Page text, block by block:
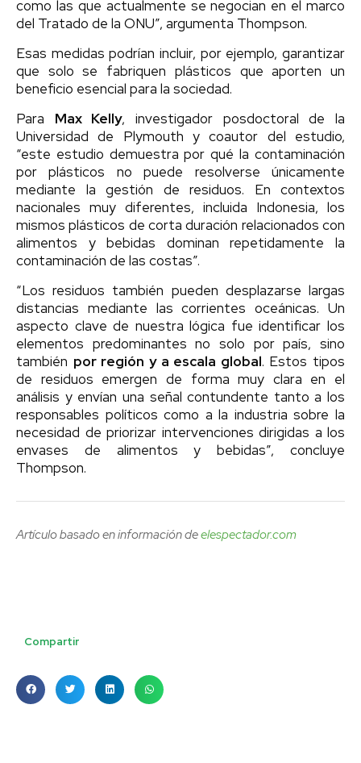
como las que actualmente se negocian en el marco
del Tratado de la ONU”, argumenta Thompson.
Esas medidas podrían incluir, por ejemplo, garantizar
que solo se fabriquen plásticos que aporten un
beneficio esencial para la sociedad.
Para Max Kelly, investigador posdoctoral de la
Universidad de Plymouth y coautor del estudio,
“este estudio demuestra por qué la contaminación
por plásticos no puede resolverse únicamente
mediante la gestión de residuos. En contextos
nacionales muy diferentes, incluida Indonesia, los
mismos plásticos de corta duración relacionados con
alimentos y bebidas dominan repetidamente la
contaminación de las costas”.
“Los residuos también pueden desplazarse largas
distancias mediante las corrientes oceánicas. Un
aspecto clave de nuestra lógica fue identificar los
elementos predominantes no solo por país, sino
también por región y a escala global. Estos tipos
de residuos emergen de forma muy clara en el
análisis y envían una señal contundente tanto a los
responsables políticos como a la industria sobre la
necesidad de priorizar intervenciones dirigidas a los
envases de alimentos y bebidas”, concluye
Thompson.
Artículo basado en información deelespectador.com
Compartir